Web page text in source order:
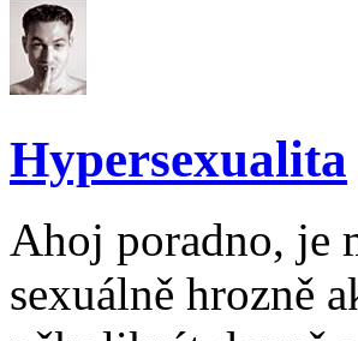
Hypersexualita
Ahoj poradno, je
sexuálně hrozně